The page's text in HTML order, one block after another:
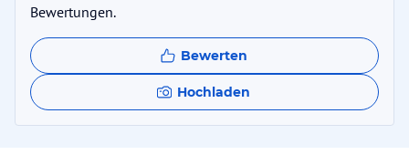
Bewertungen.
Bewerten
Hochladen